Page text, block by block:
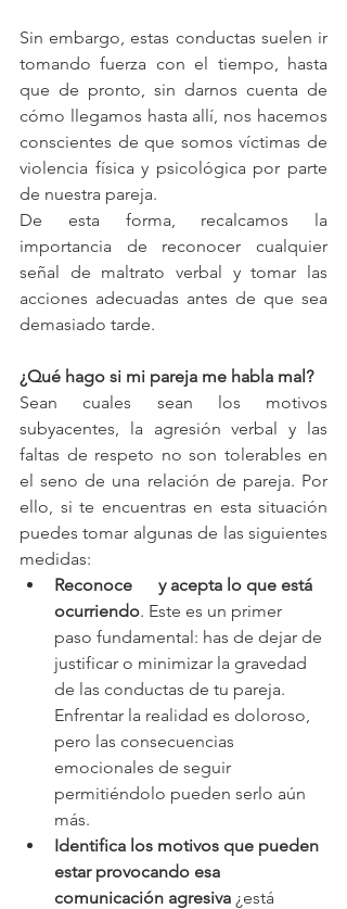
Sin embargo, estas conductas suelen ir
tomando fuerza con el tiempo, hasta
que de pronto, sin darnos cuenta de
cómo llegamos hasta allí, nos hacemos
conscientes de que somos víctimas de
violencia física y psicológica por parte
de nuestra pareja.
De esta forma, recalcamos la
importancia de reconocer cualquier
señal de maltrato verbal y tomar las
acciones adecuadas antes de que sea
demasiado tarde.
¿Qué hago si mi pareja me habla mal?
Sean cuales sean los motivos
subyacentes, la agresión verbal y las
faltas de respeto no son tolerables en
el seno de una relación de pareja. Por
ello, si te encuentras en esta situación
puedes tomar algunas de las siguientes
medidas:
Reconoce      y acepta lo que está
ocurriendo. Este es un primer
paso fundamental: has de dejar de
justificar o minimizar la gravedad
de las conductas de tu pareja.
Enfrentar la realidad es doloroso,
pero las consecuencias
emocionales de seguir
permitiéndolo pueden serlo aún
más.
Identifica los motivos que pueden
estar provocando esa
comunicación agresiva ¿está